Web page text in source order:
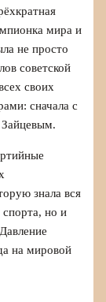
мира и
не просто
советской
своих
сначала с
знала вся
но и
на мировой